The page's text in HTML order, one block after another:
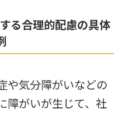
る合理的配慮の具体
や気分障がいなどの
障がいが生じて、社